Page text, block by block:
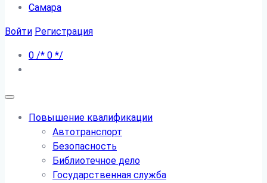
Самара
Войти Регистрация
0 /* 0 */
Повышение квалификации
Автотранспорт
Безопасность
Библиотечное дело
Государственная служба